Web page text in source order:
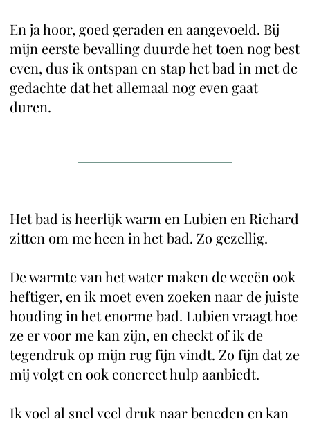
En ja hoor, goed geraden en aangevoeld. Bij
mijn eerste bevalling duurde het toen nog best
even, dus ik ontspan en stap het bad in met de
gedachte dat het allemaal nog even gaat
duren.
Het bad is heerlijk warm en Lubien en Richard
zitten om me heen in het bad. Zo gezellig.
De warmte van het water maken de weeën ook
heftiger, en ik moet even zoeken naar de juiste
houding in het enorme bad. Lubien vraagt hoe
ze er voor me kan zijn, en checkt of ik de
tegendruk op mijn rug fijn vindt. Zo fijn dat ze
mij volgt en ook concreet hulp aanbiedt.
Ik voel al snel veel druk naar beneden en kan